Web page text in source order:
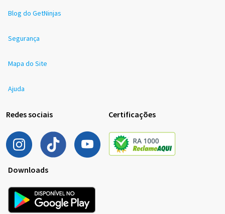
Blog do GetNinjas
Segurança
Mapa do Site
Ajuda
Redes sociais Certificações
Downloads